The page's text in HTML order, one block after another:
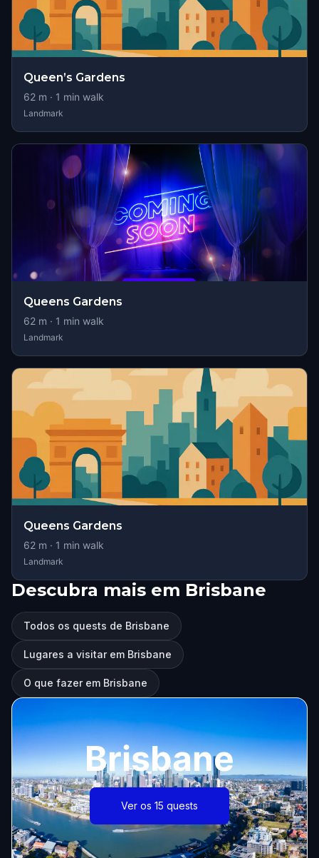
Queen’s Gardens
62 m · 1 min walk
Landmark
Queens Gardens
62 m · 1 min walk
Landmark
Queens Gardens
62 m · 1 min walk
Landmark
Descubra mais em Brisbane
Todos os quests de Brisbane
Lugares a visitar em Brisbane
O que fazer em Brisbane
Brisbane
Ver os 15 quests